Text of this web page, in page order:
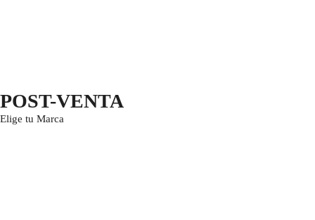
POST-VENTA
Elige tu Marca